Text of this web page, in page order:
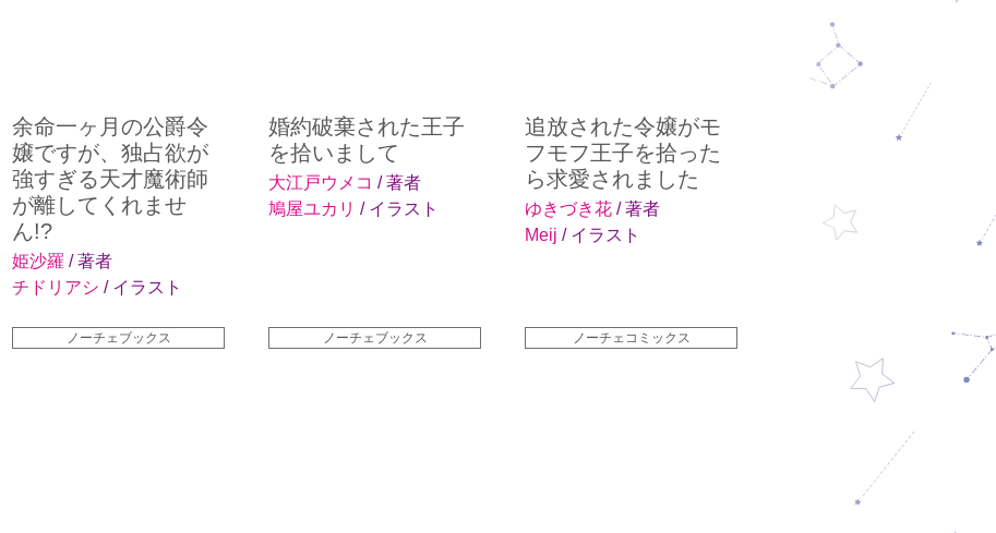
余命一ヶ月の公爵令
嬢ですが、独占欲が
強すぎる天才魔術師
が離してくれませ
ん!?
姫沙羅 / 著者
チドリアシ / イラスト
婚約破棄された王子
を拾いまして
大江戸ウメコ / 著者
鳩屋ユカリ / イラスト
追放された令嬢がモ
フモフ王子を拾った
ら求愛されました
ゆきづき花 / 著者
Meij / イラスト
ノーチェブックス ノーチェブックス ノーチェコミックス